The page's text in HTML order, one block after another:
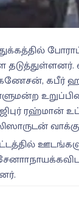
சதுக்கத்தில்
கபீர்